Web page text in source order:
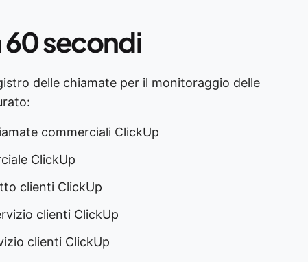
60 secondi
delle chiamate per il monitoraggio delle
commerciali ClickUp
ClickUp
clienti ClickUp
clienti ClickUp
clienti ClickUp